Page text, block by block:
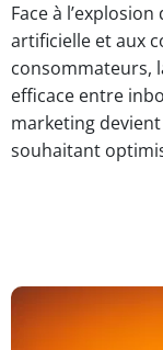
Face à
artificielle et aux
consommateurs,
efficace entre
marketing
souhaitant